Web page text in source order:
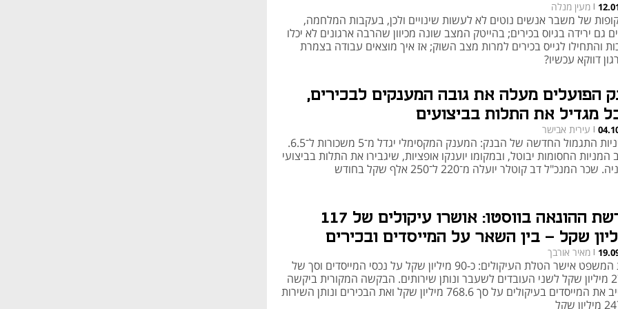
| מעין מנלה
של משבר אנשים נוטים לא לעשות שינויים ולכן, בעקבות המלחמה,
גם ירידה בגיוס בכירים; בהייטק המצב שונה מכיוון שהרבה ארגונים לא יכלו
והתחילו לגייס בכירים למרות מצב השוק; אז איך מוצאים עבודה בצמרת
דווקא עכשיו?
הפועלים מעלה את גובה המענקים לבכירים,
מגדיל את התלות בביצועים
| עירית אבישר
מדיניות התגמול החדשה של הבנק: המענק המקסימלי יגדל מ־5 משכורות ל־6.5.
המניות החסומות יבוטל, ובמקומו יוענקו אופציות, שיגבירו את התלות בביצועי
שכר המנכ"ל דב קוטלר יועלה מ־220 ל־250 אלף שקל בחודש
פרשת ההונאה בווסטו: אושרו עיקולים של 117
שקל - בין השאר על המייסדים ובכירים
| מאיר אורבך
בית המשפט אישר הטלת העיקולים: כ-90 מיליון שקל על נכסי המייסדים וסך של
27.6 מיליון שקל לשני העובדים לשעבר ונותן שירותים. הבקשה המקורית ביקשה
לחייב את המייסדים בעיקולים על סך 768.6 מיליון שקל ואת הבכירים ונותן השירות